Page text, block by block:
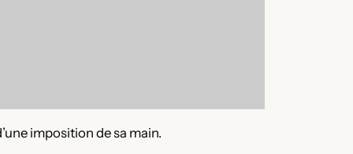
imposition de sa main.